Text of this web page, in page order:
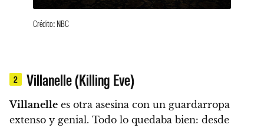
Crédito: NBC
2 Villanelle (Killing Eve)
Villanelle es otra asesina con un guardarropa
extenso y genial. Todo lo quedaba bien: desde